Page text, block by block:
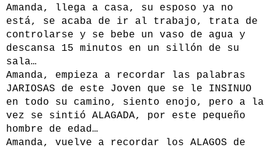
Amanda, llega a casa, su esposo ya no
está, se acaba de ir al trabajo, trata de
controlarse y se bebe un vaso de agua y
descansa 15 minutos en un sillón de su
sala…
Amanda, empieza a recordar las palabras
JARIOSAS de este Joven que se le INSINUO
en todo su camino, siento enojo, pero a la
vez se sintió ALAGADA, por este pequeño
hombre de edad…
Amanda, vuelve a recordar los ALAGOS de